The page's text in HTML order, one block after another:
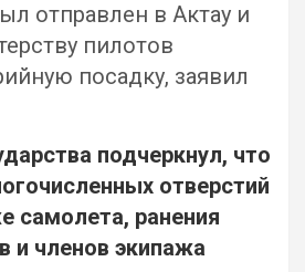
отправлен в Актау и
пилотов
посадку, заявил
подчеркнул, что
отверстий
самолета, ранения
и членов экипажа